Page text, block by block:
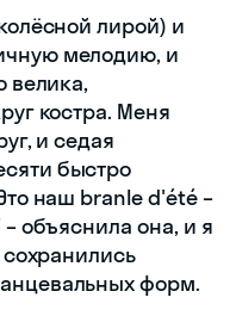
лирой) и
мелодию, и
велика,
костра. Меня
и седая
быстро
наш branle d'été –
объяснила она, и я
форм.